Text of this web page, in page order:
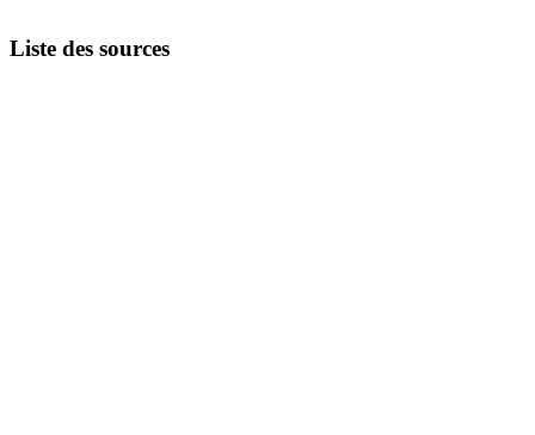
Liste des sources